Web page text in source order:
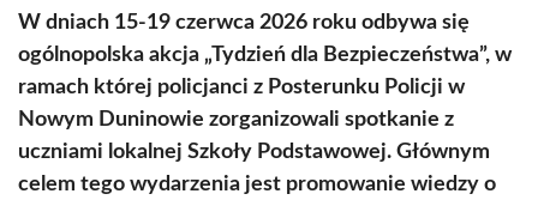
W dniach 15-19 czerwca 2026 roku odbywa się
ogólnopolska akcja „Tydzień dla Bezpieczeństwa”, w
ramach której policjanci z Posterunku Policji w
Nowym Duninowie zorganizowali spotkanie z
uczniami lokalnej Szkoły Podstawowej. Głównym
celem tego wydarzenia jest promowanie wiedzy o